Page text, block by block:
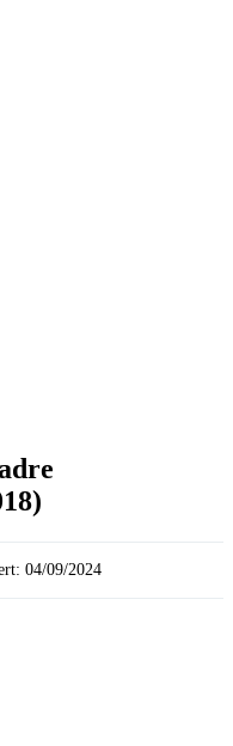
04/09/2024